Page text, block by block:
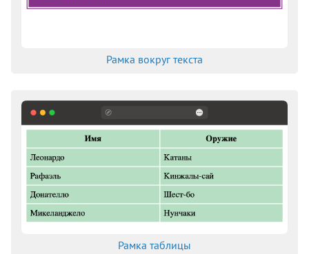
Рамка вокруг текста
Рамка таблицы